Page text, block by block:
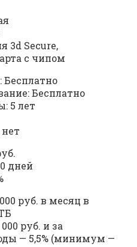
3d Secure,
с чипом
Бесплатно
Бесплатно
5 лет
дней
руб. в месяц в
руб. и за
— 5,5% (минимум —